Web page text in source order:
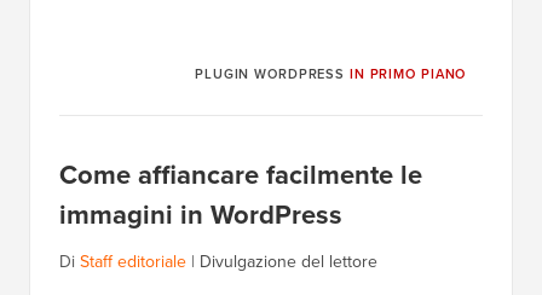
PLUGIN WORDPRESS IN PRIMO PIANO
Come affiancare facilmente le
immagini in WordPress
DiStaff editoriale | Divulgazione del lettore